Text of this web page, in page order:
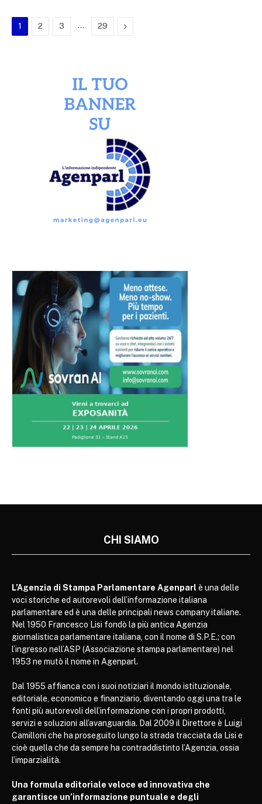
1 2 3 … 29 Next
CHI SIAMO
L’Agenzia di Stampa Parlamentare Agenparl è una delle
voci storiche ed autorevoli dell’informazione italiana
parlamentare ed è una delle principali news company italiane.
Nel 1950 Francesco Lisi fondò la più antica Agenzia
giornalistica parlamentare italiana, con il nome di S.P.E.; con
l’ingresso nell’ASP (Associazione stampa parlamentare) nel
1953 ne mutò il nome in Agenparl.
Dal 1955 affianca con i suoi notiziari il mondo istituzionale,
editoriale, economico e finanziario, diventando oggi una tra le
fonti più autorevoli dell’informazione con i propri prodotti,
servizi e soluzioni all’avanguardia. Dal 2009 il Direttore è Luigi
Camilloni che ha proseguito lungo la strada tracciata da Lisi e
cioè quella che da sempre ha contraddistinto l’Agenzia, ossia
l’imparzialità.
Una formula editoriale veloce ed innovativa che
garantisce un’informazione puntuale e degli